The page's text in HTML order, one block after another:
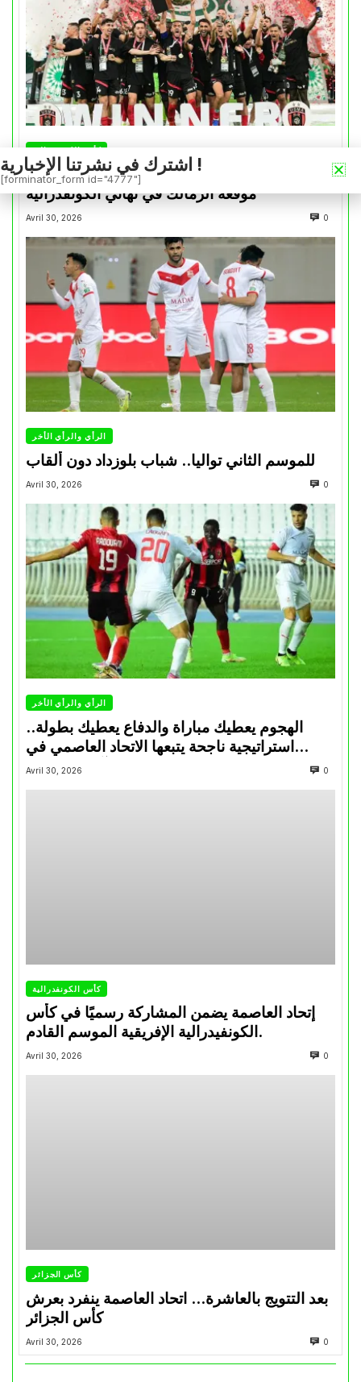
كأس الكونفدرالية
التتويج بالكأس.. دفعة معنوية لإتحاد العاصمة قبل
موقعة الزمالك في نهائي الكونفدرالية
Avril 30, 2026 0
الرأي والرأي الأخر
للموسم الثاني تواليا.. شباب بلوزداد دون ألقاب
Avril 30, 2026 0
الرأي والرأي الأخر
الهجوم يعطيك مباراة والدفاع يعطيك بطولة..
استراتيجية ناجحة يتبعها الاتحاد العاصمي في
تتويجاته آخر السنوات
Avril 30, 2026 0
كأس الكونفدرالية
إتحاد العاصمة يضمن المشاركة رسميًا في كأس
الكونفيدرالية الإفريقية الموسم القادم.
Avril 30, 2026 0
كأس الجزائر
بعد التتويج بالعاشرة… اتحاد العاصمة ينفرد بعرش
كأس الجزائر
Avril 30, 2026 0
اشترك في نشرتنا الإخبارية !
[forminator_form id="4777"]